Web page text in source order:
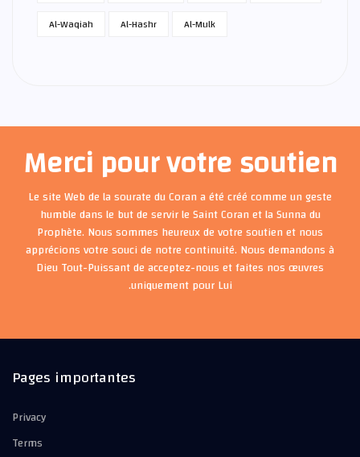
Al-Waqiah
Al-Hashr Al-Mulk
Merci pour votre soutien
Le site Web de la sourate du Coran a été créé comme un geste
humble dans le but de servir le Saint Coran et la Sunna du
Prophète. Nous sommes heureux de votre soutien et nous
apprécions votre souci de notre continuité. Nous demandons à
Dieu Tout-Puissant de acceptez-nous et faites nos œuvres
uniquement pour Lui.
Pages importantes
Privacy
Terms